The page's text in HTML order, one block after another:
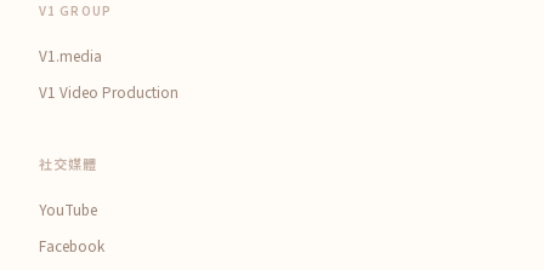
V1 GROUP
V1.media
V1 Video Production
社交媒體
YouTube
Facebook